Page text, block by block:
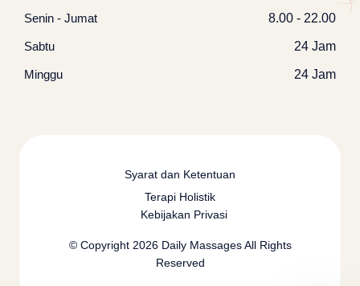
Senin - Jumat 8.00 - 22.00
Sabtu 24 Jam
Minggu 24 Jam
© Copyright 2026Daily MassagesAll Rights
Reserved
Syarat dan Ketentuan
Terapi Holistik
Kebijakan Privasi